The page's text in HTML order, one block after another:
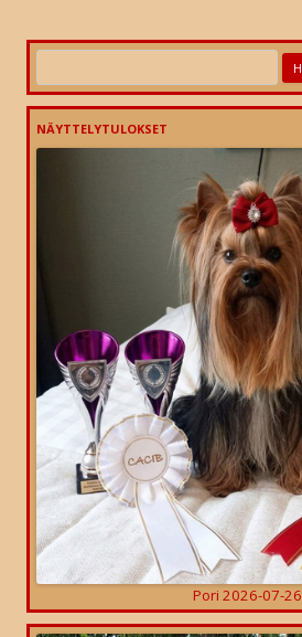
NÄYTTELYTULOKSET
Pori 2026-07-26